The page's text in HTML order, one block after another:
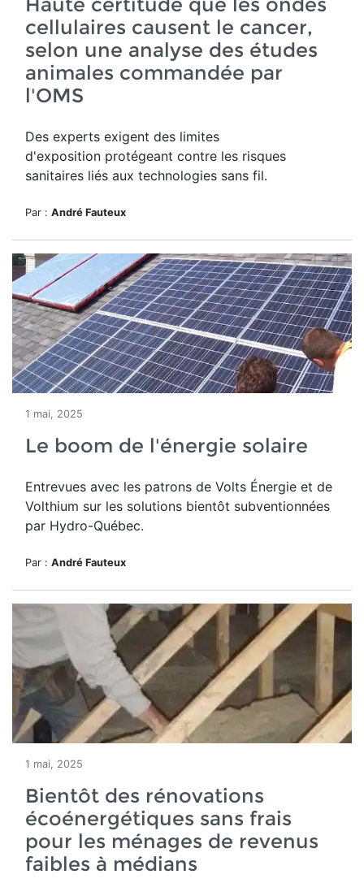
cellulaires causent le cancer,
selon une analyse des études
animales commandée par
l'OMS
Des experts exigent des limites
d'exposition protégeant contre les risques
sanitaires liés aux technologies sans fil.
Par : André Fauteux
1 mai, 2025
Le boom de l'énergie solaire
Entrevues avec les patrons de Volts Énergie et de
Volthium sur les solutions bientôt subventionnées
par Hydro-Québec.
Par : André Fauteux
1 mai, 2025
Bientôt des rénovations
écoénergétiques sans frais
pour les ménages de revenus
faibles à médians